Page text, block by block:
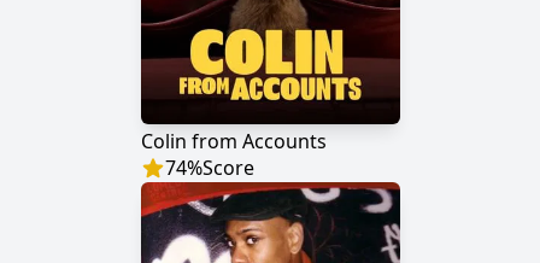
Colin from Accounts
74%Score